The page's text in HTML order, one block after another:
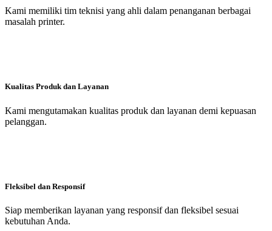
Kami memiliki tim teknisi yang ahli dalam penanganan berbagai
masalah printer.
Kualitas Produk dan Layanan
Kami mengutamakan kualitas produk dan layanan demi kepuasan
pelanggan.
Fleksibel dan Responsif
Siap memberikan layanan yang responsif dan fleksibel sesuai
kebutuhan Anda.